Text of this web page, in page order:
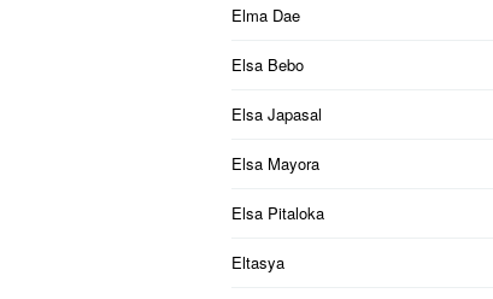
Elma Dae
Elsa Bebo
Elsa Japasal
Elsa Mayora
Elsa Pitaloka
Eltasya